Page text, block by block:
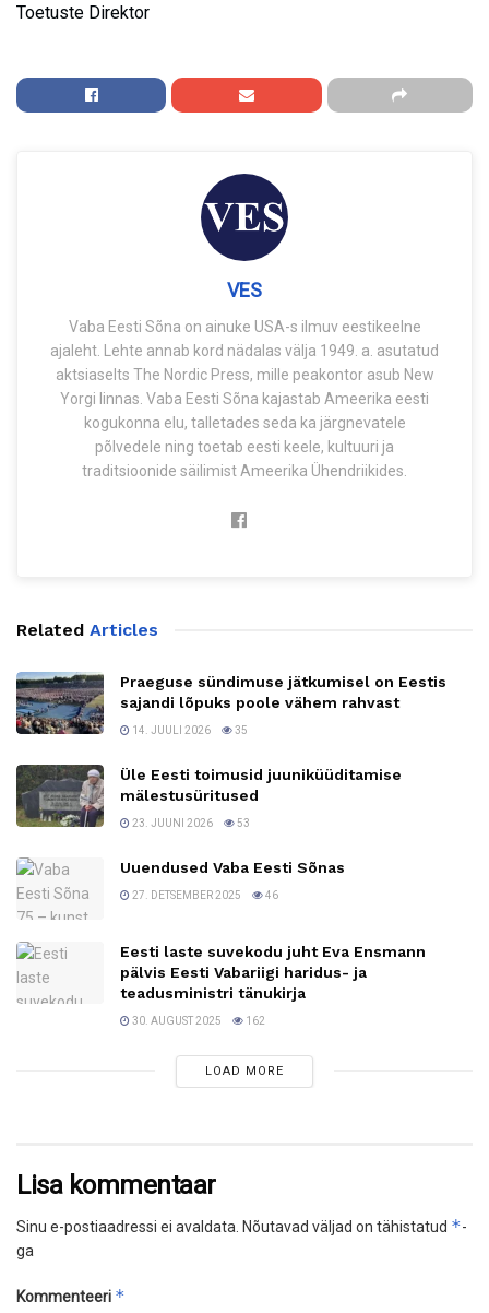
Toetuste Direktor
VES
Vaba Eesti Sõna on ainuke USA-s ilmuv eestikeelne
ajaleht. Lehte annab kord nädalas välja 1949. a. asutatud
aktsiaselts The Nordic Press, mille peakontor asub New
Yorgi linnas. Vaba Eesti Sõna kajastab Ameerika eesti
kogukonna elu, talletades seda ka järgnevatele
põlvedele ning toetab eesti keele, kultuuri ja
traditsioonide säilimist Ameerika Ühendriikides.
Related Articles
Praeguse sündimuse jätkumisel on Eestis
sajandi lõpuks poole vähem rahvast
14. JUULI 2026 35
Üle Eesti toimusid juuniküüditamise
mälestusüritused
23. JUUNI 2026 53
Uuendused Vaba Eesti Sõnas
27. DETSEMBER 2025 46
Eesti laste suvekodu juht Eva Ensmann
pälvis Eesti Vabariigi haridus- ja
teadusministri tänukirja
30. AUGUST 2025 162
LOAD MORE
Lisa kommentaar
Sinu e-postiaadressi ei avaldata. Nõutavad väljad on tähistatud *-
ga
Kommenteeri *